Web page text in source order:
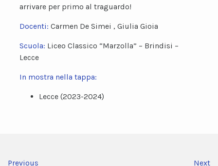
arrivare per primo al traguardo!
Docenti: Carmen De Simei , Giulia Gioia
Scuola: Liceo Classico “Marzolla” – Brindisi –
Lecce
In mostra nella tappa:
Lecce (2023-2024)
Previous Next